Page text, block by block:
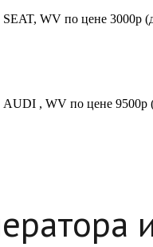
WV по цене 3000р
AUDI , WV по цене 9500р